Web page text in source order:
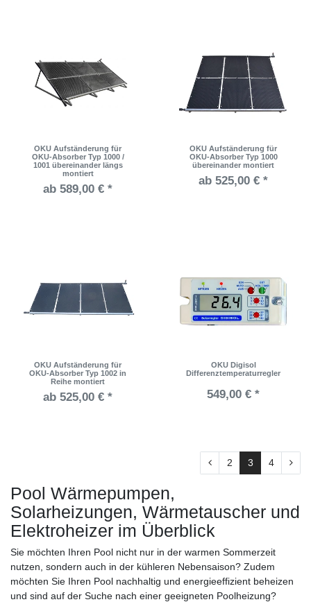
OKU Aufständerung für
OKU-Absorber Typ 1000 /
1001 übereinander längs
montiert
ab 589,00 € *
OKU Aufständerung für
OKU-Absorber Typ 1000
übereinander montiert
ab 525,00 € *
OKU Aufständerung für
OKU-Absorber Typ 1002 in
Reihe montiert
ab 525,00 € *
OKU Digisol
Differenztemperaturregler
549,00 € *
2 3 4
Pool Wärmepumpen,
Solarheizungen, Wärmetauscher und
Elektroheizer im Überblick
Sie möchten Ihren Pool nicht nur in der warmen Sommerzeit
nutzen, sondern auch in der kühleren Nebensaison? Zudem
möchten Sie Ihren Pool nachhaltig und energieeffizient beheizen
und sind auf der Suche nach einer geeigneten Poolheizung?